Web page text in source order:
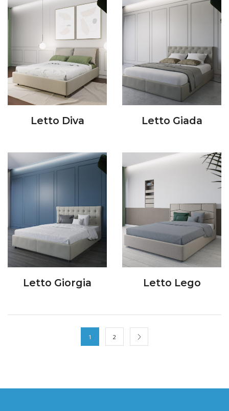
Letto Diva Letto Giada
Letto Giorgia Letto Lego
1 2